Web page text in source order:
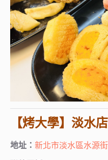
【烤大學】淡水店
地址： 新北市淡水區水源